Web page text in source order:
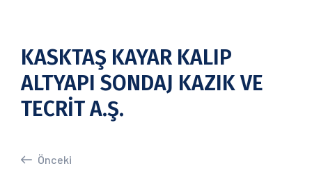
KASKTAŞ KAYAR KALIP
ALTYAPI SONDAJ KAZIK VE
TECRİT A.Ş.
Önceki